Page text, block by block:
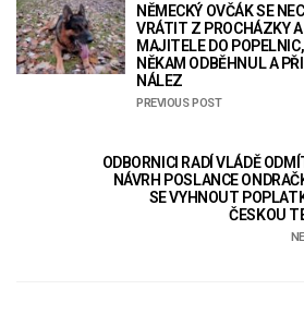
NĚMECKÝ OVČÁK SE
VRÁTIT Z PROCHÁZKY
MAJITELE DO
NĚKAM ODBĚHNUL A
NÁLEZ
PREVIOUS POST
ODBORNICI RADÍ VLÁDĚ
NÁVRH POSLANCE
SE VYHNOUT
ČESKOU